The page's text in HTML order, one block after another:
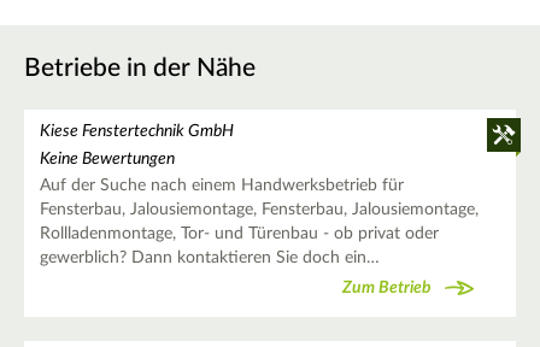
Betriebe in der Nähe
Kiese Fenstertechnik GmbH
Keine Bewertungen
Auf der Suche nach einem Handwerksbetrieb für
Fensterbau, Jalousiemontage, Fensterbau, Jalousiemontage,
Rollladenmontage, Tor- und Türenbau - ob privat oder
gewerblich? Dann kontaktieren Sie doch ein…
Zum Betrieb